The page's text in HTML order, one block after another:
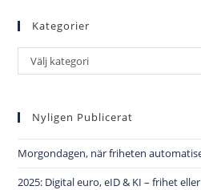
Kategorier
Välj kategori
Nyligen Publicerat
Morgondagen, när friheten
2025: Digital euro, eID & KI – frihet